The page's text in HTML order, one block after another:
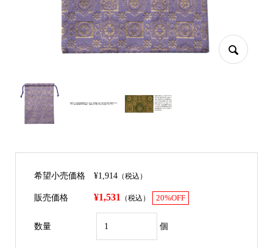
希望小売価格 ¥1,914（税込）
販売価格 ¥1,531（税込） 20%OFF
数量 個